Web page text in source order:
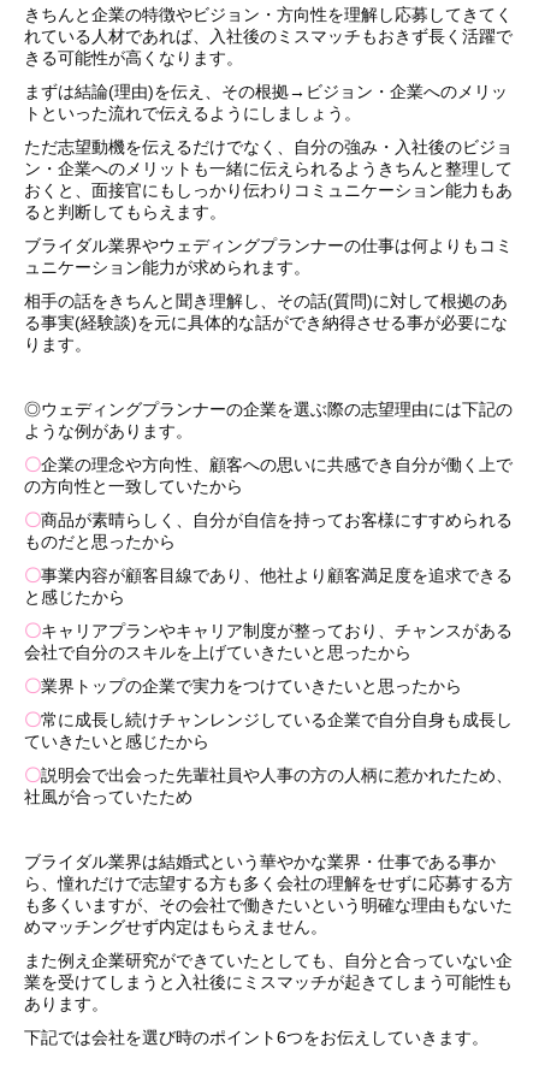
きちんと企業の特徴やビジョン・方向性を理解し応募してきてく
れている人材であれば、入社後のミスマッチもおきず長く活躍で
きる可能性が高くなります。
まずは結論(理由)を伝え、その根拠→ビジョン・企業へのメリッ
トといった流れで伝えるようにしましょう。
ただ志望動機を伝えるだけでなく、自分の強み・入社後のビジョ
ン・企業へのメリットも一緒に伝えられるようきちんと整理して
おくと、面接官にもしっかり伝わりコミュニケーション能力もあ
ると判断してもらえます。
ブライダル業界やウェディングプランナーの仕事は何よりもコミ
ュニケーション能力が求められます。
相手の話をきちんと聞き理解し、その話(質問)に対して根拠のあ
る事実(経験談)を元に具体的な話ができ納得させる事が必要にな
ります。
◎ウェディングプランナーの企業を選ぶ際の志望理由には下記の
ような例があります。
〇企業の理念や方向性、顧客への思いに共感でき自分が働く上で
の方向性と一致していたから
〇商品が素晴らしく、自分が自信を持ってお客様にすすめられる
ものだと思ったから
〇事業内容が顧客目線であり、他社より顧客満足度を追求できる
と感じたから
〇キャリアプランやキャリア制度が整っており、チャンスがある
会社で自分のスキルを上げていきたいと思ったから
〇業界トップの企業で実力をつけていきたいと思ったから
〇常に成長し続けチャンレンジしている企業で自分自身も成長し
ていきたいと感じたから
〇説明会で出会った先輩社員や人事の方の人柄に惹かれたため、
社風が合っていたため
ブライダル業界は結婚式という華やかな業界・仕事である事か
ら、憧れだけで志望する方も多く会社の理解をせずに応募する方
も多くいますが、その会社で働きたいという明確な理由もないた
めマッチングせず内定はもらえません。
また例え企業研究ができていたとしても、自分と合っていない企
業を受けてしまうと入社後にミスマッチが起きてしまう可能性も
あります。
下記では会社を選び時のポイント6つをお伝えしていきます。